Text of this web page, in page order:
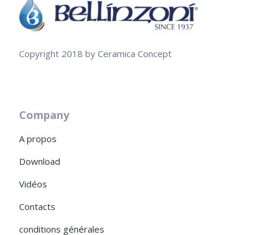
Copyright 2018 by Ceramica Concept
Company
A propos
Download
Vidéos
Contacts
conditions générales